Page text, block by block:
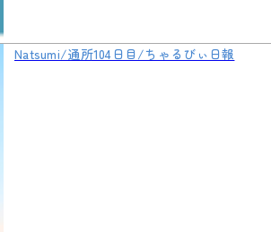
Natsumi/通所104日目/ちゃるびぃ日報